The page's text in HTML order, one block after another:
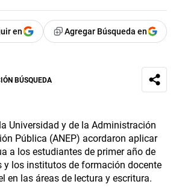
en Agregar Búsqueda en
BÚSQUEDA
Universidad y de la Administración
Pública (ANEP) acordaron aplicar
a los estudiantes de primer año de
los institutos de formación docente
en las áreas de lectura y escritura.